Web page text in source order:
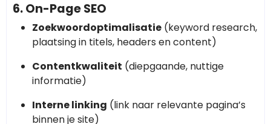
6. On-Page SEO
Zoekwoordoptimalisatie (keyword research,
plaatsing in titels, headers en content)
Contentkwaliteit (diepgaande, nuttige
informatie)
Interne linking (link naar relevante pagina’s
binnen je site)